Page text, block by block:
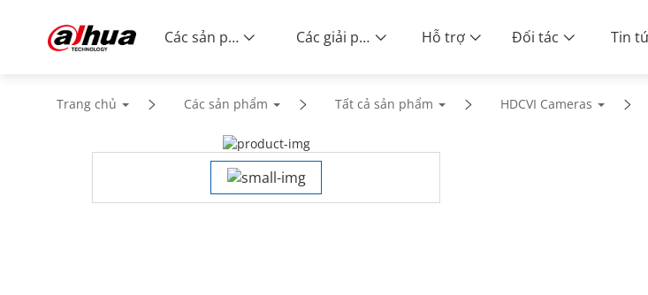
Các sản phẩm Các giải pháp Hỗ trợ Đối tác
Trang chủ Các sản phẩm Tất cả sản phẩm HDCVI Cameras